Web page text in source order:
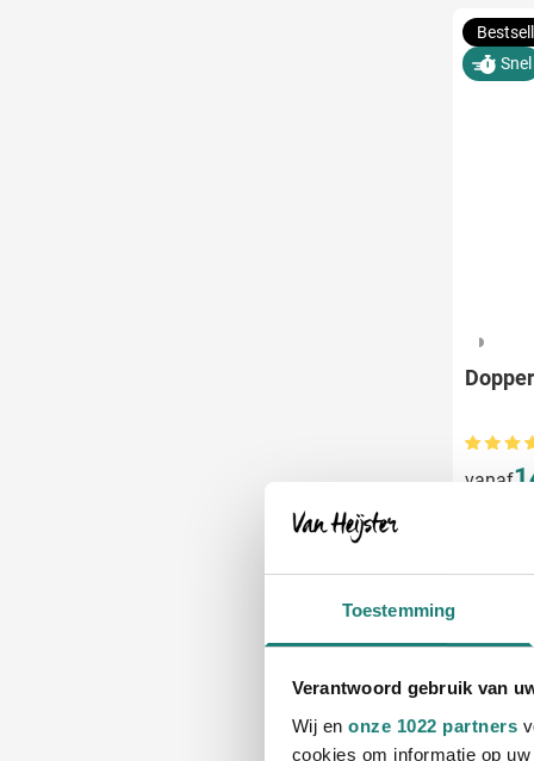
Toestemming
Verantwoord gebruik van
Wij en onze 1022 partners
cookies om informatie op
325
vanaf
Snel